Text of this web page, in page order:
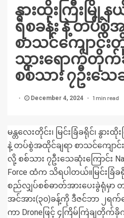
နွားထိုးကြီးမြို့
ရဲစခန်း နဲ့ တပ်စွဲ
စာသင်ကျောင်
သွားရောက်တို
စစ်သား ၇ဦးသေ
December 4, 2024 1 min read
မန္တလေးတိုင်း၊ မြင်းခြံခရိုင်၊ နွာ
နဲ့ တပ်စွဲအထိုင်ချရာ စာသင်ကျေ
လို့ စစ်သား ၇ဦးသေဆုံးကြောင်း
Force ထံက သိရပါတယ်။မြင်းခြံခ
စည်လျှပ်စစ်ဓာတ်အားပေးခွဲရုံမှာ
အင်အား(၃၀)ခန့်ကို ဒီဇင်ဘာ ၂ရ
ကာ Droneဖြင့် ၄ကြိမ်ကြဲချတိုက်